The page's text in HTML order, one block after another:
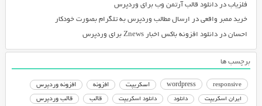
فلزیابدر دانلود قالب آرتمن وب برای وردپرس
خرید ممبر واقعیدر ارسال مطالب وردپرس به تلگرام بصورت خودکار
احساندر دانلود افزونه باکس اخبار Znews برای وردپرس
برچسب ها
responsive
wordpress اسکریپت افزونه افزونه وردپرس
ایران اسکریپت دانلود دانلود اسکریپت قالب قالب وردپرس